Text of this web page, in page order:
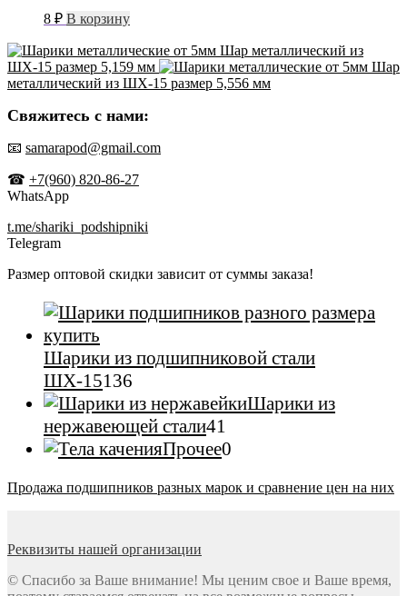
8 ₽ В корзину
Шар металлический из
ШХ-15 размер 5,159 мм
Шар
металлический из ШХ-15 размер 5,556 мм
Свяжитесь с нами:
📧 samarapod@gmail.com
☎ +7(960) 820-86-27
WhatsApp
t.me/shariki_podshipniki
Telegram
Размер оптовой скидки зависит от суммы заказа!
Шарики из подшипниковой стали
ШХ-15136
товаров
Шарики из
нержавеющей стали41
товар
Прочее0
Продажа подшипников разных марок и сравнение цен на них
Реквизиты нашей организации
© Спасибо за Ваше внимание! Мы ценим свое и Ваше время,